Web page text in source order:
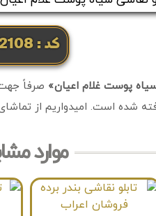
کد: 12108
پوست غلام اعیان» صرفاً
شده است. امیدواریم از
موارد